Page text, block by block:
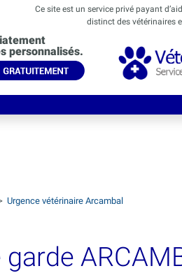
Ce site est un service privé payant
distinct des vétérinaires
personnalisés.
Urgence vétérinaire Arcambal